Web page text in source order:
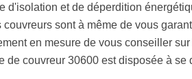
d'isolation et de déperdition
sont à même de vous
en mesure de vous conseiller sur
de couvreur 30600 est disposée à se